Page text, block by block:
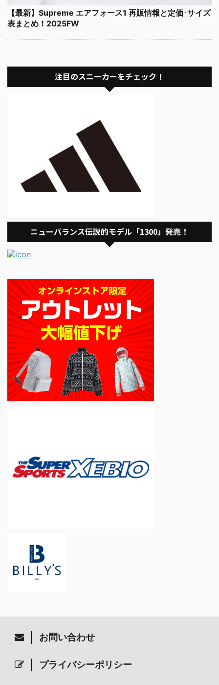
【最新】Supreme エアフォース1 再販情報と定価･サイズ
表まとめ！2025FW
注目のスニーカーをチェック！
ニューバランス伝説的モデル「1300」発売！
お問い合わせ
プライバシーポリシー